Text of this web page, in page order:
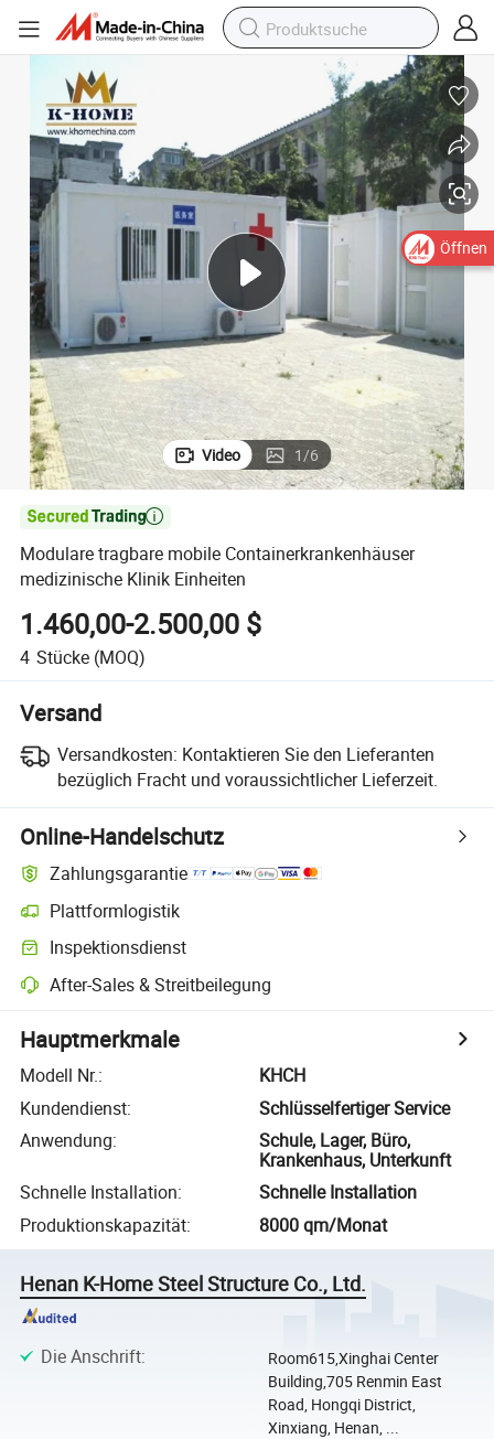
Video 1/6

Modulare tragbare mobile Containerkrankenhäuser
medizinische Klinik Einheiten
1.460,00-2.500,00 $
4 Stücke (MOQ)
Versand
Versandkosten: Kontaktieren Sie den Lieferanten
bezüglich Fracht und voraussichtlicher Lieferzeit.
Online-Handelschutz
Zahlungsgarantie
Plattformlogistik
Inspektionsdienst
After-Sales & Streitbeilegung
Hauptmerkmale
Modell Nr.:
KHCH
Kundendienst:
Schlüsselfertiger Service
Anwendung:
Schule, Lager, Büro,
Krankenhaus, Unterkunft
Schnelle Installation:
Schnelle Installation
Produktionskapazität: 8000 qm/Monat
Henan K-Home Steel Structure Co., Ltd.
Die Anschrift:
Room615,Xinghai Center
Building,705 Renmin East
Road, Hongqi District,
Xinxiang, Henan, ...
Öffnen